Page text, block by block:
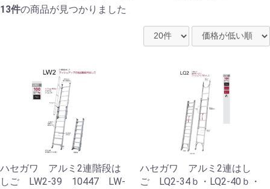
13件の商品が見つかりました
ハセガワ アルミ2連階段は
しご LW2-39 10447 LW-
ハセガワ アルミ2連はし
ご LQ2-34ｂ・LQ2-40ｂ・